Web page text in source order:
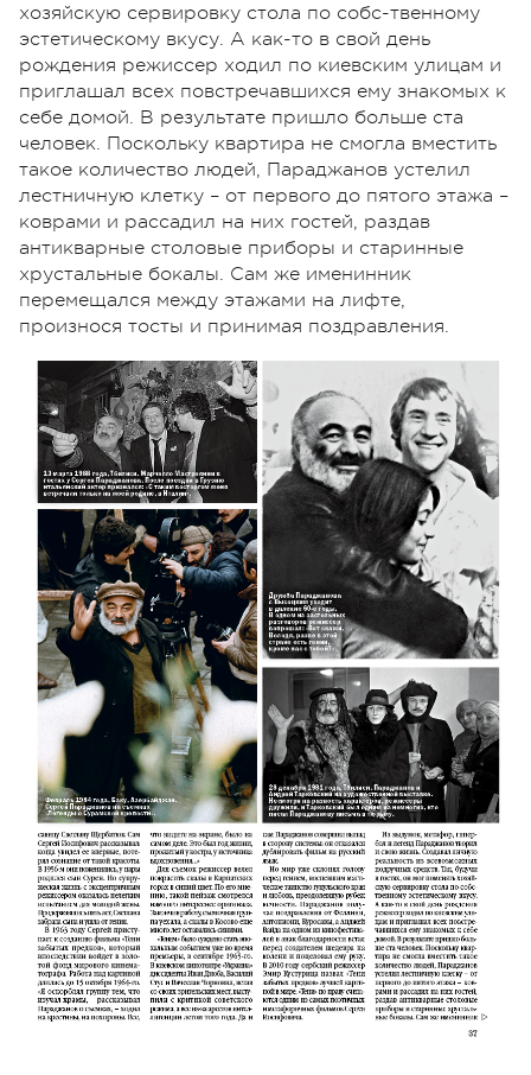
хозяйскую сервировку стола по собс-твенному
эстетическому вкусу. А как-то в свой день
рождения режиссер ходил по киевским улицам и
приглашал всех повстречавшихся ему знакомых к
себе домой. В результате пришло больше ста
человек. Поскольку квартира не смогла вместить
такое количество людей, Параджанов устелил
лестничную клетку – от первого до пятого этажа –
коврами и рассадил на них гостей, раздав
антикварные столовые приборы и старинные
хрустальные бокалы. Сам же именинник
перемещался между этажами на лифте,
произнося тосты и принимая поздравления.